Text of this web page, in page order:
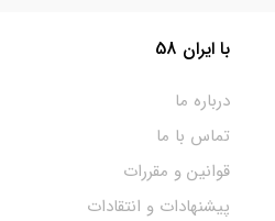
با ایران 58
درباره ما
تماس با ما
قوانین و مقررات
پیشنهادات و انتقادات